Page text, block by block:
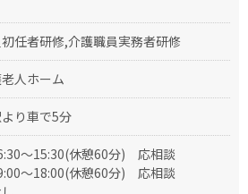
任者研修,介護職員実務者研修
人ホーム
り車で5分
～15:30(休憩60分)
応相談
～18:00(休憩60分)
応相談